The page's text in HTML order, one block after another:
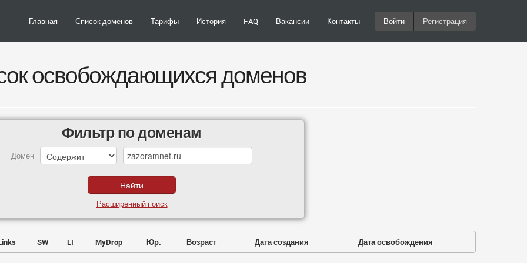
Главная Список доменов Тарифы История FAQ Вакансии Контакты Войти Регистрация
освобождающихся доменов
Фильтр по доменам
Домен
Расширенный поиск
SW LI MyDrop Юр. Возраст Дата создания Дата освобождения